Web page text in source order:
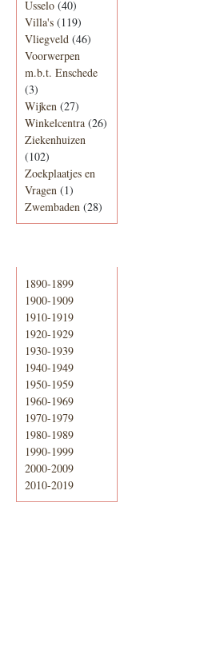
Usselo (40)
Villa's (119)
Vliegveld (46)
Voorwerpen
m.b.t. Enschede
(3)
Wijken (27)
Winkelcentra (26)
Ziekenhuizen
(102)
Zoekplaatjes en
Vragen (1)
Zwembaden (28)
1890-1899
1900-1909
1910-1919
1920-1929
1930-1939
1940-1949
1950-1959
1960-1969
1970-1979
1980-1989
1990-1999
2000-2009
2010-2019